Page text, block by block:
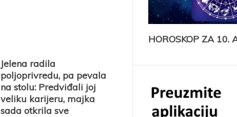
Jelena radila
poljoprivredu, pa pevala
na stolu: Predviđali joj
veliku karijeru, majka
sada otkrila sve
HOROSKOP ZA 10.